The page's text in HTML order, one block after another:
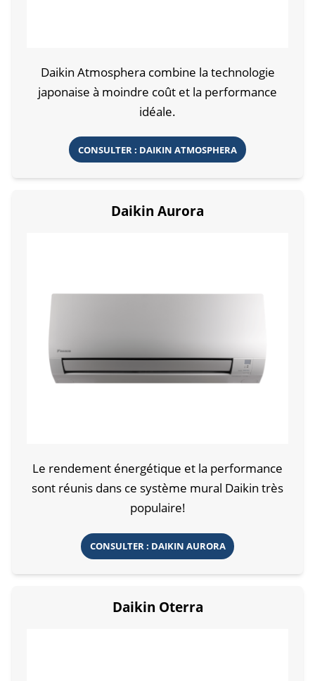
Daikin Atmosphera combine la technologie
japonaise à moindre coût et la performance
idéale.
CONSULTER : DAIKIN ATMOSPHERA
Daikin Aurora
Le rendement énergétique et la performance
sont réunis dans ce système mural Daikin très
populaire!
CONSULTER : DAIKIN AURORA
Daikin Oterra